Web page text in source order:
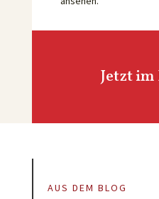
Jetzt im
AUS DEM BLOG